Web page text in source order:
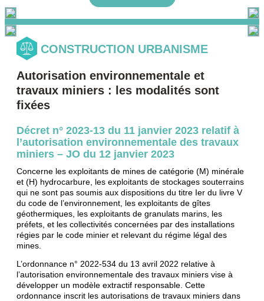
CONSTRUCTION URBANISME
Autorisation environnementale et
travaux miniers : les modalités sont
fixées
Décret n° 2023-13 du 11 janvier 2023 relatif à
l’autorisation environnementale des travaux
miniers – JO du 12 janvier 2023
Concerne les exploitants de mines de catégorie (M) minérale
et (H) hydrocarbure, les exploitants de stockages souterrains
qui ne sont pas soumis aux dispositions du titre Ier du livre V
du code de l’environnement, les exploitants de gîtes
géothermiques, les exploitants de granulats marins, les
préfets, et les collectivités concernées par des installations
régies par le code minier et relevant du régime légal des
mines.
L’ordonnance n° 2022-534 du 13 avril 2022 relative à
l’autorisation environnementale des travaux miniers vise à
développer un modèle extractif responsable. Cette
ordonnance inscrit les autorisations de travaux miniers dans